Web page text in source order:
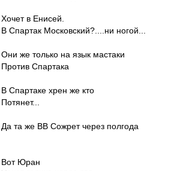
Хочет в Енисей.
В Спартак Московский?....ни ногой...
Они же только на язык мастаки
Против Спартака
В Спартаке хрен же кто
Потянет...
Да та же ВВ Сожрет через полгода
Вот Юран